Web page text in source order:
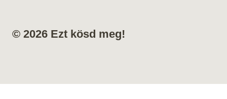
© 2026 Ezt kösd meg!